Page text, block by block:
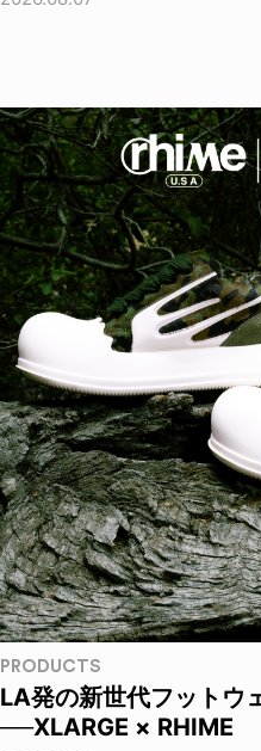
PRODUCTS
LA発の新世代フットウ
──XLARGE × RHIME